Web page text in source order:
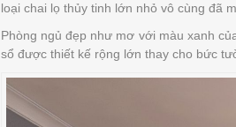
loại chai lọ thủy tinh lớn nhỏ vô cùng đã
Phòng ngủ đẹp như mơ với màu xanh
sổ được thiết kế rộng lớn thay cho bức